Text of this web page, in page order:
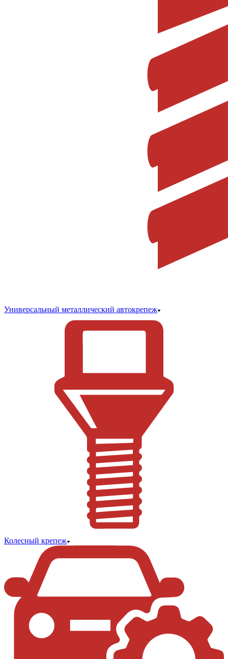
Универсальный металлический автокрепеж
Колесный крепеж